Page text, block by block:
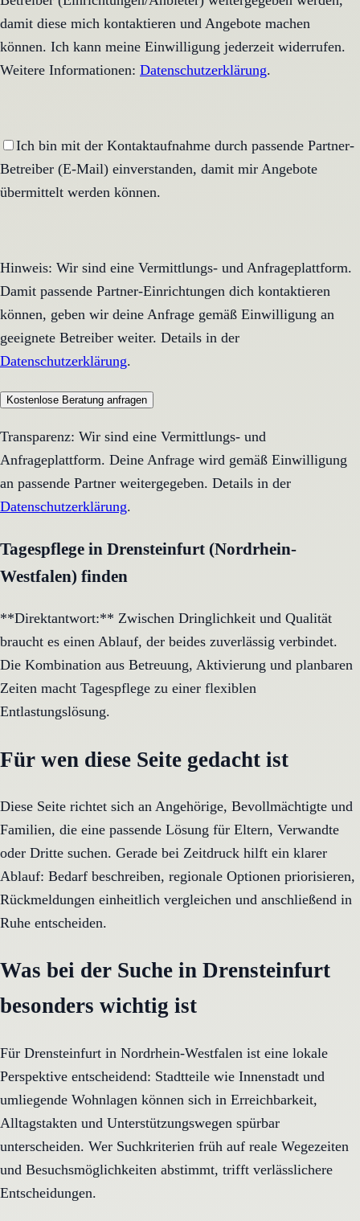
damit diese mich kontaktieren und Angebote machen
können. Ich kann meine Einwilligung jederzeit widerrufen.
Weitere Informationen: Datenschutzerklärung.
Ich bin mit der Kontaktaufnahme durch passende Partner-
Betreiber (E-Mail) einverstanden, damit mir Angebote
übermittelt werden können.
Hinweis: Wir sind eine Vermittlungs- und Anfrageplattform.
Damit passende Partner-Einrichtungen dich kontaktieren
können, geben wir deine Anfrage gemäß Einwilligung an
geeignete Betreiber weiter. Details in der
Datenschutzerklärung.
Kostenlose Beratung anfragen
Transparenz: Wir sind eine Vermittlungs- und
Anfrageplattform. Deine Anfrage wird gemäß Einwilligung
an passende Partner weitergegeben. Details in der
Datenschutzerklärung.
Tagespflege in Drensteinfurt (Nordrhein-
Westfalen) finden
**Direktantwort:** Zwischen Dringlichkeit und Qualität
braucht es einen Ablauf, der beides zuverlässig verbindet.
Die Kombination aus Betreuung, Aktivierung und planbaren
Zeiten macht Tagespflege zu einer flexiblen
Entlastungslösung.
Für wen diese Seite gedacht ist
Diese Seite richtet sich an Angehörige, Bevollmächtigte und
Familien, die eine passende Lösung für Eltern, Verwandte
oder Dritte suchen. Gerade bei Zeitdruck hilft ein klarer
Ablauf: Bedarf beschreiben, regionale Optionen priorisieren,
Rückmeldungen einheitlich vergleichen und anschließend in
Ruhe entscheiden.
Was bei der Suche in Drensteinfurt
besonders wichtig ist
Für Drensteinfurt in Nordrhein-Westfalen ist eine lokale
Perspektive entscheidend: Stadtteile wie Innenstadt und
umliegende Wohnlagen können sich in Erreichbarkeit,
Alltagstakten und Unterstützungswegen spürbar
unterscheiden. Wer Suchkriterien früh auf reale Wegezeiten
und Besuchsmöglichkeiten abstimmt, trifft verlässlichere
Entscheidungen.